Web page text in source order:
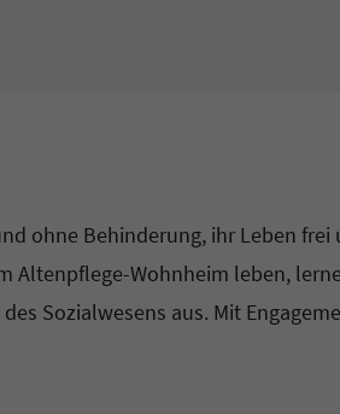
ohne Behinderung, ihr Leben
Altenpflege-Wohnheim leben,
Sozialwesens aus. Mit